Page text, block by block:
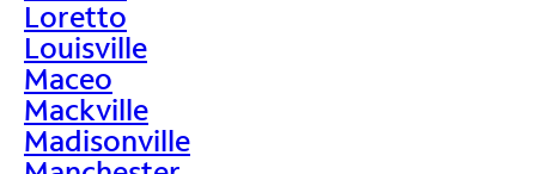
Loretto
Louisville
Maceo
Mackville
Madisonville